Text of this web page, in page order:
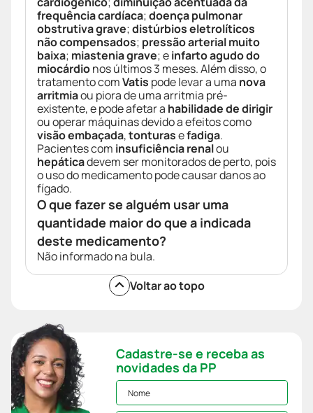
frequência cardíaca;doença pulmonar
obstrutiva grave;distúrbios eletrolíticos
não compensados; pressão arterial muito
baixa; miastenia grave; einfarto agudo do
miocárdionos últimos 3 meses. Além disso, o
tratamento comVatis pode levar a uma nova
arritmiaou piora de uma arritmia pré-
existente, e pode afetar a habilidade de dirigir
ou operar máquinas devido a efeitos como
visão embaçada,tonturasefadiga.
Pacientes com insuficiência renalou
hepáticadevem ser monitorados de perto, pois
o uso do medicamento pode causar danos ao
fígado.
O que fazer se alguém usar uma
quantidade maior do que a indicada
deste medicamento?
Não informado na bula.
Voltar ao topo
Cadastre-se e receba as
novidades da PP